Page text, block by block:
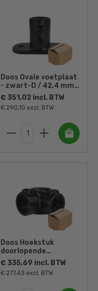
Doos Ovale voetplaat
- zwart-D / 42,4 mm
(20 stuks)
€ 351,02 incl. BTW
€ 290,10 excl. BTW
Doos Hoekstuk
doorlopende
staander - zwart-D /
42,4 mm (30 stuks)
€ 335,69 incl. BTW
€ 277,43 excl. BTW